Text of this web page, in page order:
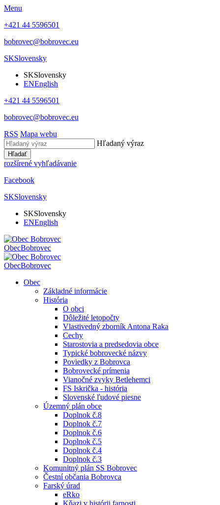
Menu
+421 44 5596501
bobrovec@bobrovec.eu
SKSlovensky
SKSlovensky
ENEnglish
+421 44 5596501
bobrovec@bobrovec.eu
RSS Mapa webu
Hľadaný výraz
Hľadať
rozšírené vyhľadávanie
Facebook
SKSlovensky
SKSlovensky
ENEnglish
ObecBobrovec
ObecBobrovec
Obec
Základné informácie
História
O obci
Dôležité letopočty
Vlastivedný zborník Antona Raka
Cechy
Starostovia a predsedovia obce
Typické bobrovecké názvy
Poviedky z Bobrovca
Bobrovecké prímenia
Vianočné zvyky Betlehemci
FS Iskrička - história
Slovenské ľudové piesne
Územný plán obce
Doplnok č.8
Doplnok č.7
Doplnok č.6
Doplnok č.5
Doplnok č.4
Doplnok č.3
Komunitný plán SS Bobrovec
Čestní občania Bobrovca
Farský úrad
eRko
Kňazi v histórii farnosti